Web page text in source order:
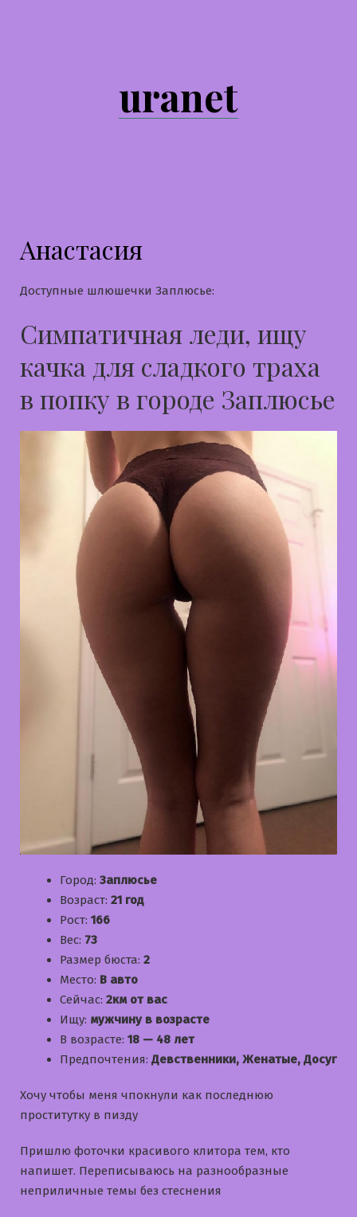
uranet
Анастасия
Доступные шлюшечки Заплюсье:
Симпатичная леди, ищу
качка для сладкого траха
в попку в городе Заплюсье
Город: Заплюсье
Возраст: 21 год
Рост: 166
Вес: 73
Размер бюста: 2
Место: В авто
Сейчас: 2км от вас
Ищу: мужчину в возрасте
В возрасте: 18 — 48 лет
Предпочтения: Девственники, Женатые, Досуг
Хочу чтобы меня чпокнули как последнюю
проститутку в пизду
Пришлю фоточки красивого клитора тем, кто
напишет. Переписываюсь на разнообразные
неприличные темы без стеснения